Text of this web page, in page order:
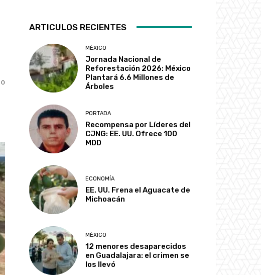
0
ARTICULOS RECIENTES
MÉXICO
Jornada Nacional de
Reforestación 2026: México
Plantará 6.6 Millones de
Árboles
PORTADA
Recompensa por Líderes del
CJNG: EE. UU. Ofrece 100
MDD
ECONOMÍA
EE. UU. Frena el Aguacate de
Michoacán
MÉXICO
12 menores desaparecidos
en Guadalajara: el crimen se
los llevó